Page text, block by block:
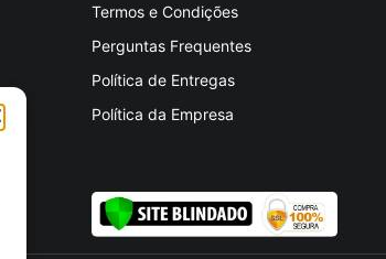
Termos e Condições
Perguntas Frequentes
Política de Entregas
Política da Empresa